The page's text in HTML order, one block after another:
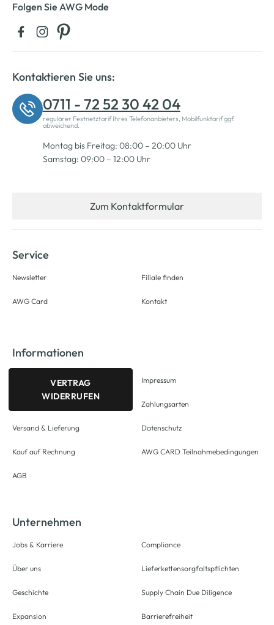
Folgen Sie AWG Mode
Kontaktieren Sie uns:
0711 - 72 52 30 42 04
regulärer Festnetztarif Ihres Telefonanbieters, Mobilfunktarif ggf.
abweichend.
Montag bis Freitag: 08:00 – 20:00 Uhr
Samstag: 09:00 – 12:00 Uhr
Zum Kontaktformular
Service
Newsletter
AWG Card
Filiale finden
Kontakt
Informationen
VERTRAG
WIDERRUFEN
Versand & Lieferung
Kauf auf Rechnung
AGB
Impressum
Zahlungsarten
Datenschutz
AWG CARD Teilnahmebedingungen
Unternehmen
Jobs & Karriere
Über uns
Geschichte
Expansion
Compliance
Lieferkettensorgfaltspflichten
Supply Chain Due Diligence
Barrierefreiheit